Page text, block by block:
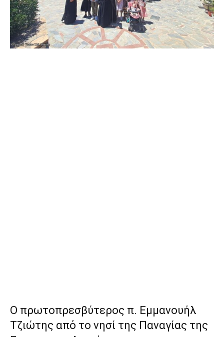
Ο πρωτοπρεσβύτερος π. Εμμανουήλ
Τζιώτης από το νησί της Παναγίας της